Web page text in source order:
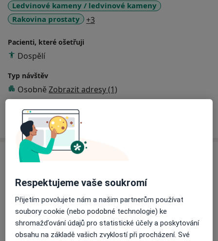
Ledvinové kameny / ledvinové kameny
Rakovina prostaty
+3
Pacienti, které ošetřuji
Dospělí
Typ návštěv
Osobně Zobrazit adresy (1)
Služby a ceník služeb
Od 3 000 Kč Detaily
Injekce
Detaily
Respektujeme vaše soukromí
Přijetím povolujete nám a našim partnerům používat
soubory cookie (nebo podobné technologie) ke
shromažďování údajů pro statistické účely a poskytování
obsahu na základě vašich zvyklostí při procházení. Své